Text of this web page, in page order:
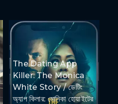
The Dating App
Killer: The Monica
White Story / ডেটিং
অ্যাপ কিলার: মোনিকা হোয়াইটের